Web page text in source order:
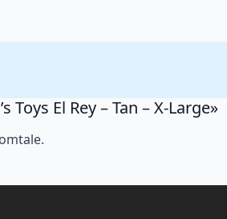
El Rey – Tan – X-Large»